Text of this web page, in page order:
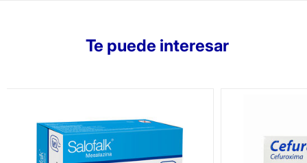
Te puede interesar